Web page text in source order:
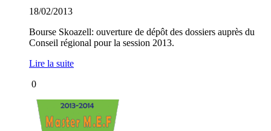
18/02/2013
Bourse Skoazell: ouverture de dépôt des dossiers auprès du
Conseil régional pour la session 2013.
Lire la suite
0